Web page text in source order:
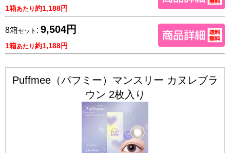
1箱あたり約1,188円
8箱セット : 9,504円
1箱あたり約1,188円
Puffmee（パフミー）マンスリー カヌレブラ
ウン 2枚入り